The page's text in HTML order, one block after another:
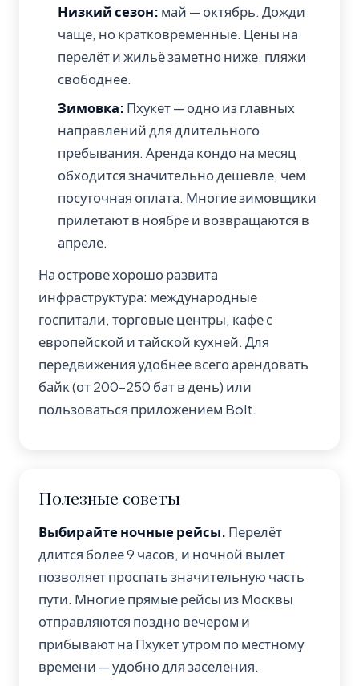
Низкий сезон: май — октябрь. Дожди
чаще, но кратковременные. Цены на
перелёт и жильё заметно ниже, пляжи
свободнее.
Зимовка: Пхукет — одно из главных
направлений для длительного
пребывания. Аренда кондо на месяц
обходится значительно дешевле, чем
посуточная оплата. Многие зимовщики
прилетают в ноябре и возвращаются в
апреле.
На острове хорошо развита
инфраструктура: международные
госпитали, торговые центры, кафе с
европейской и тайской кухней. Для
передвижения удобнее всего арендовать
байк (от 200–250 бат в день) или
пользоваться приложением Bolt.
Полезные советы
Выбирайте ночные рейсы. Перелёт
длится более 9 часов, и ночной вылет
позволяет проспать значительную часть
пути. Многие прямые рейсы из Москвы
отправляются поздно вечером и
прибывают на Пхукет утром по местному
времени — удобно для заселения.